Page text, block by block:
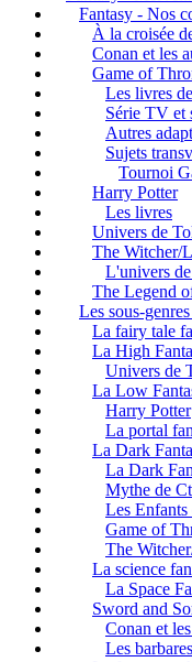
Fantasy - Nos
À la croisée
Conan et les
Game of
Les livres
Série TV et
Autres
Sujets
Tournoi
Harry Potter
Les livres
Univers de
The Witcher/
L'univers
The Legend
Les sous-
La fairy tale
La High
Univers de
La Low
Harry Potter
La portal
La Dark
La Dark
Mythe de
Les
Game of
The
La science
La Space
Sword and
Conan et
Les